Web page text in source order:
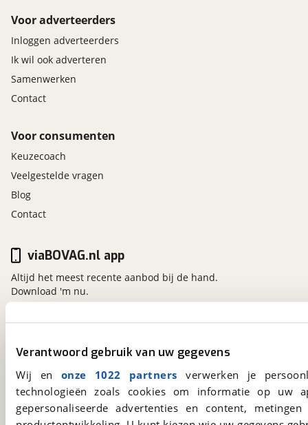
Verantwoord gebruik van uw gegevens
Wij en onze 1022 partners verwerken je
technologieën zoals cookies om informatie op
gepersonaliseerde advertenties en content,
parkeer assistent
uitstap waarschuwing
vermoeidheids herkenning
zelfstandige rijstrookwissel
zij airbag(s) voor
Voor adverteerders
Inloggen adverteerders
Ik wil ook adverteren
Samenwerken
Contact
Voor consumenten
Keuzecoach
Veelgestelde vragen
Blog
Contact
viaBOVAG.nl
3981 AJ
Bunnik
Een initiatief van
BOVAG
viaBOVAG.nl app
Altijd het meest recente aanbod bij de hand.
Download 'm nu.